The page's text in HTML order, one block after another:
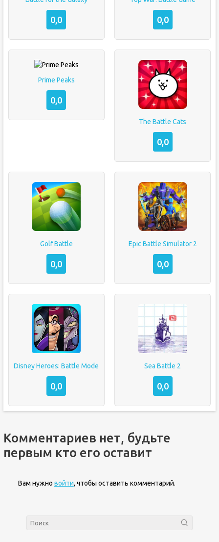
0,0 0,0
Prime Peaks
0,0
The Battle Cats
0,0
Golf Battle
0,0
Epic Battle Simulator 2
0,0
Disney Heroes: Battle Mode
0,0
Sea Battle 2
0,0
Комментариев нет, будьте
первым кто его оставит
Вам нужно войти, чтобы оставить комментарий.